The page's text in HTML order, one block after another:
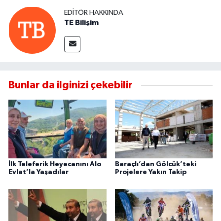
EDITÖR HAKKINDA
TE Bilişim
Bunlar da ilginizi çekebilir
İlk Teleferik Heyecanını Alo
Evlat’la Yaşadılar
Baraçlı’dan Gölcük’teki
Projelere Yakın Takip